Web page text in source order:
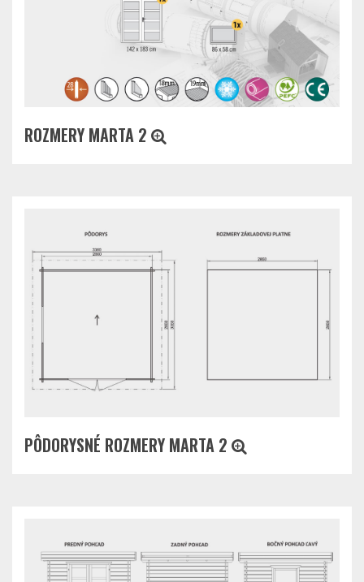
ROZMERY MARTA 2
PÔDORYSNÉ ROZMERY MARTA 2